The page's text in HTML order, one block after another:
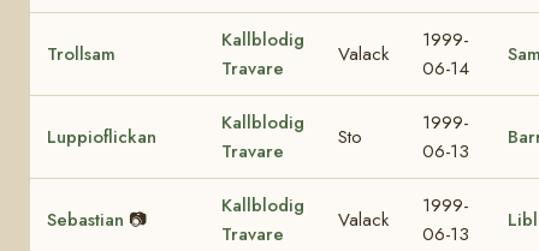
Trollsam
Kallblodig
Travare
Valack
1999-
06-14
Luppioflickan
Kallblodig
Travare
Sto
1999-
06-13
Sebastian 📷
Kallblodig
Travare
Valack
1999-
06-13